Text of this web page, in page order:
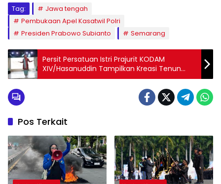
Tag:
Jawa tengah
Pembukaan Apel Kasatwil Polri
Presiden Prabowo Subianto
Semarang
Persit Persatuan Istri Prajurit KODAM
XIV/Hasanuddin Tampilkan Kreasi Tenun
Khas Tolaki untuk Program #PersitBisa
Pos Terkait